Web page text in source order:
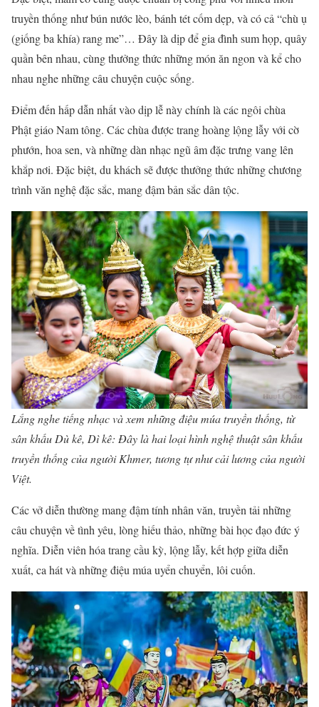
truyền thống như bún nước lèo, bánh tét cốm dẹp, và có cả “chù ụ
(giống ba khía) rang me”… Đây là dịp để gia đình sum họp, quây
quần bên nhau, cùng thưởng thức những món ăn ngon và kể cho
nhau nghe những câu chuyện cuộc sống.
Điểm đến hấp dẫn nhất vào dịp lễ này chính là các ngôi chùa
Phật giáo Nam tông. Các chùa được trang hoàng lộng lẫy với cờ
phướn, hoa sen, và những dàn nhạc ngũ âm đặc trưng vang lên
khắp nơi. Đặc biệt, du khách sẽ được thưởng thức những chương
trình văn nghệ đặc sắc, mang đậm bản sắc dân tộc.
Lắng nghe tiếng nhạc và xem những điệu múa truyền thống, từ
sân khấu Dù kê, Dì kê: Đây là hai loại hình nghệ thuật sân khấu
truyền thống của người Khmer, tương tự như cải lương của người
Việt.
Các vở diễn thường mang đậm tính nhân văn, truyền tải những
câu chuyện về tình yêu, lòng hiếu thảo, những bài học đạo đức ý
nghĩa. Diễn viên hóa trang cầu kỳ, lộng lẫy, kết hợp giữa diễn
xuất, ca hát và những điệu múa uyển chuyển, lôi cuốn.